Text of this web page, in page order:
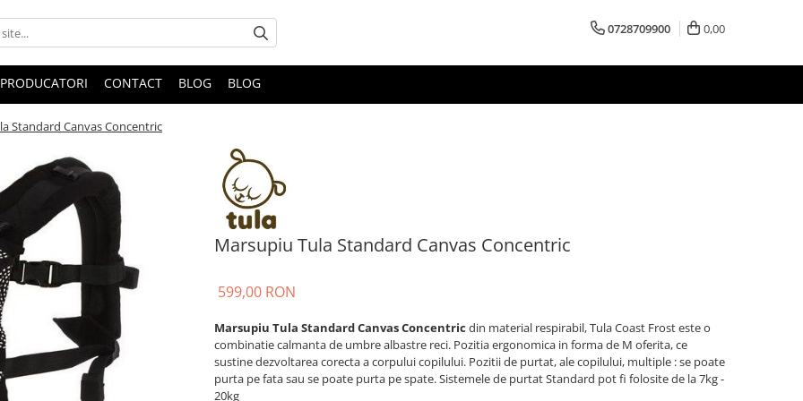
0728709900 0,00
PRODUCATORI CONTACT BLOG BLOG
Standard Canvas Concentric
Marsupiu Tula Standard Canvas Concentric
599,00 RON
Marsupiu Tula Standard Canvas Concentric din material respirabil, Tula Coast Frost este o
combinatie calmanta de umbre albastre reci. Pozitia ergonomica in forma de M oferita, ce
sustine dezvoltarea corecta a corpului copilului. Pozitii de purtat, ale copilului, multiple : se poate
purta pe fata sau se poate purta pe spate. Sistemele de purtat Standard pot fi folosite de la 7kg -
20kg